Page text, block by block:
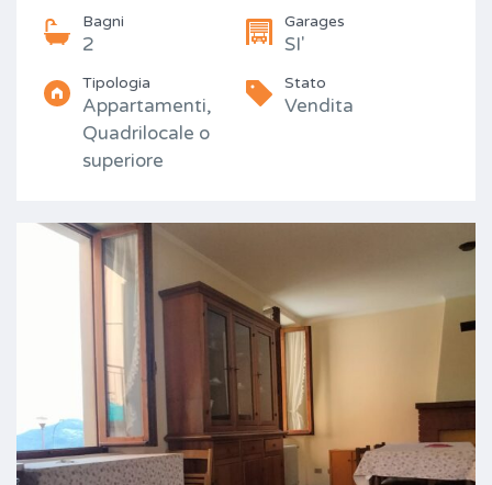
Bagni
2
Garages
SI'
Tipologia
Appartamenti,
Quadrilocale o
superiore
Stato
Vendita